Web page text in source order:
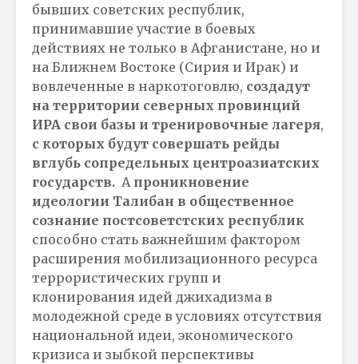
бывших советских республик,
принимавшие участие в боевых
действиях не только в Афганистане, но и
на Ближнем Востоке (Сирия и Ирак) и
вовлеченные в наркотоговлю, создадут
на территории северных провинций
ИРА свои базы и тренировочные лагеря,
с которых будут совершать рейды
вглубь сопредельных центроазиатских
государств. А проникновение
идеологии Талибан в общественное
сознание постсоветстских республик
способно стать важнейшим фактором
расширения мобилизационного ресурса
террористических групп и
клонирования идей джихадизма в
молодежной среде в условиях отсутствия
национальной идеи, экономического
кризиса и зыбкой перспективы